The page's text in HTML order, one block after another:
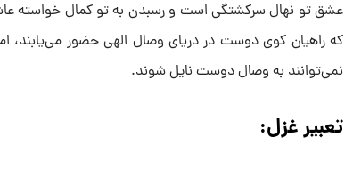
عشق تو نهال سرکشتگی است و رسبدن به تو کمال خواسته
که راهیان کوی دوست در دریای وصال الهی حضور
نمی‌توانند به وصال دوست نایل شوند.
تعبیر غزل: